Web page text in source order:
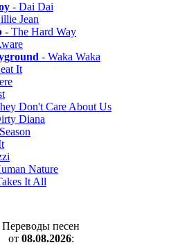
- Dai Dai
Jean
- The Hard Way
- Waka Waka
It
Don't Care About Us
Diana
Nature
It All
Переводы песен
от 08.08.2026: